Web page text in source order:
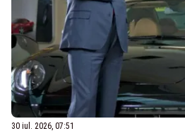
30 iul. 2026, 07:51